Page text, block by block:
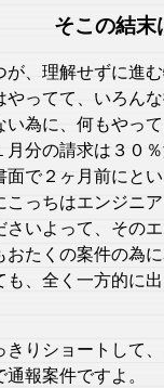
そこの結末
が、理解せずに進
ってて、いろん
為に、何もやっ
分の請求は３０％
面で２ヶ月前にと
っちはエンジニ
いよって、その
たくの案件の為
、全く一方的に
りショートして
報案件ですよ。